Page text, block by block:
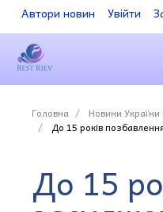
Автори новин Увійти
Головна
Новини України
До 15 років
До 15